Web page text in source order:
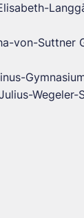
von-Suttner
Wegeler-